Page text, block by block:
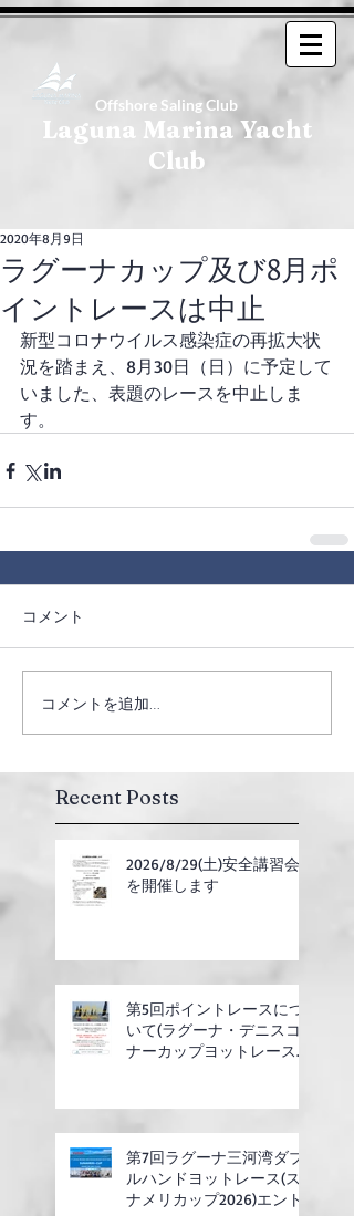
Offshore Saling Club
Laguna Marina Yacht
Club
ラグーナカップ及び8月ポ
イントレースは中止
2020年8月9日
新型コロナウイルス感染症の再拡大状
況を踏まえ、8月30日（日）に予定して
いました、表題のレースを中止しま
す。
コメント
コメントを追加…
Recent Posts
2026/8/29(土)安全講習会
を開催します
第5回ポイントレースにつ
いて(ラグーナ・デニスコ
ナーカップヨットレース合
第7回ラグーナ三河湾ダブ
ルハンドヨットレース(ス
ナメリカップ2026)エント